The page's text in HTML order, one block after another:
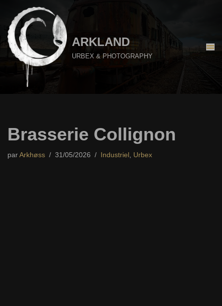
Aller
au
contenu
ARKLAND
URBEX & PHOTOGRAPHY
Brasserie Collignon
par Arkhøss 31/05/2026 Industriel , Urbex